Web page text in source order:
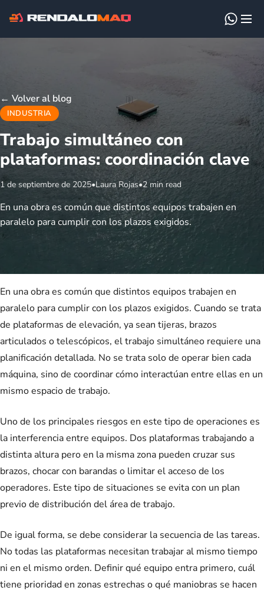
← Volver al blog
INDUSTRIA
Trabajo simultáneo con
plataformas: coordinación clave
1 de septiembre de 2025•Laura Rojas•2 min read
En una obra es común que distintos equipos trabajen en
paralelo para cumplir con los plazos exigidos.
En una obra es común que distintos equipos trabajen en
paralelo para cumplir con los plazos exigidos. Cuando se trata
de plataformas de elevación, ya sean tijeras, brazos
articulados o telescópicos, el trabajo simultáneo requiere una
planificación detallada. No se trata solo de operar bien cada
máquina, sino de coordinar cómo interactúan entre ellas en un
mismo espacio de trabajo.
Uno de los principales riesgos en este tipo de operaciones es
la interferencia entre equipos. Dos plataformas trabajando a
distinta altura pero en la misma zona pueden cruzar sus
brazos, chocar con barandas o limitar el acceso de los
operadores. Este tipo de situaciones se evita con un plan
previo de distribución del área de trabajo.
De igual forma, se debe considerar la secuencia de las tareas.
No todas las plataformas necesitan trabajar al mismo tiempo
ni en el mismo orden. Definir qué equipo entra primero, cuál
tiene prioridad en zonas estrechas o qué maniobras se hacen